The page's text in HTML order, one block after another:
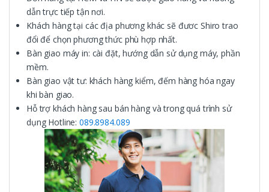
dẫn trực tiếp tận nơi.
Khách hàng tại các địa phương khác sẽ đươc Shiro trao
đổi để chọn phương thức phù hợp nhất.
Bàn giao máy in: cài đặt, hướng dẫn sử dụng máy, phần
mềm.
Bàn giao vật tư: khách hàng kiểm, đếm hàng hóa ngay
khi bàn giao.
Hỗ trợ khách hàng sau bán hàng và trong quá trình sử
dụng Hotline:089.8984.089